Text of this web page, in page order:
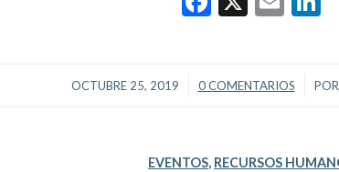
OCTUBRE 25, 2019
/ 0 COMENTARIOS
/ POR
EVENTOS, RECURSOS